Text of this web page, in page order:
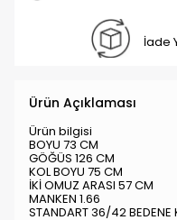
İade
Ürün Açıklaması
Ürün bilgisi
BOYU 73 CM
GÖĞÜS 126 CM
KOL BOYU 75 CM
İKİ OMUZ ARASI 57 CM
MANKEN 1.66
STANDART 36/42 BEDENE